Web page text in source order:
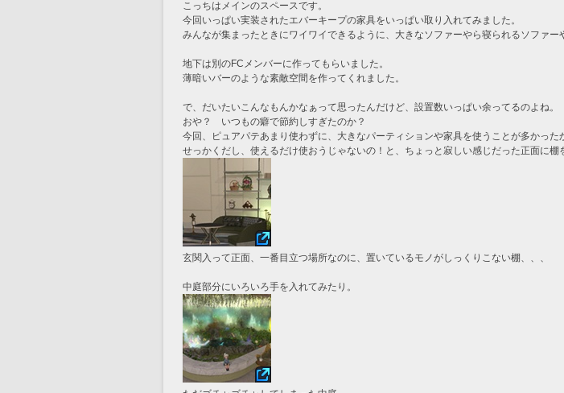
こっちはメインのスペースです。
今回いっぱい実装されたエバーキープの家具をいっぱい取り入れてみました。
みんなが集まったときにワイワイできるように、大きなソファーやら寝られるソファー
地下は別のFCメンバーに作ってもらいました。
薄暗いバーのような素敵空間を作ってくれました。
で、だいたいこんなもんかなぁって思ったんだけど、設置数いっぱい余ってるのよね。
おや？　いつもの癖で節約しすぎたのか？
今回、ピュアパテあまり使わずに、大きなパーティションや家具を使うことが多かった
せっかくだし、使えるだけ使おうじゃないの！と、ちょっと寂しい感じだった正面に棚
玄関入って正面、一番目立つ場所なのに、置いているモノがしっくりこない棚、、、
中庭部分にいろいろ手を入れてみたり。